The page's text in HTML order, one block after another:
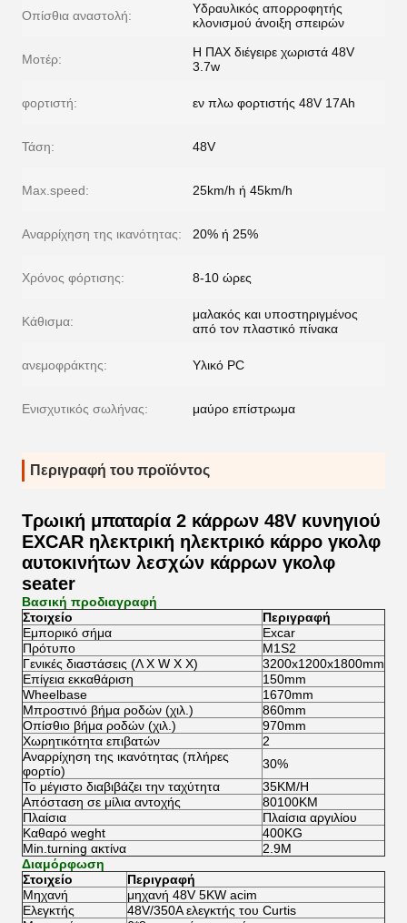
Οπίσθια αναστολή:
Υδραυλικός απορροφητής
κλονισμού άνοιξη σπειρών
Μοτέρ:
Η ΠΑΧ διέγειρε χωριστά 48V
3.7w
φορτιστή: εν πλω φορτιστής 48V 17Ah
Τάση: 48V
Max.speed: 25km/h ή 45km/h
Αναρρίχηση της ικανότητας: 20% ή 25%
Χρόνος φόρτισης: 8-10 ώρες
Κάθισμα:
μαλακός και υποστηριγμένος
από τον πλαστικό πίνακα
ανεμοφράκτης: Υλικό PC
Ενισχυτικός σωλήνας: μαύρο επίστρωμα
Περιγραφή του προϊόντος
Τρωική μπαταρία 2 κάρρων 48V κυνηγιού
EXCAR ηλεκτρική ηλεκτρικό κάρρο γκολφ
αυτοκινήτων λεσχών κάρρων γκολφ
seater
Βασική προδιαγραφή
Στοιχείο
Περιγραφή
Εμπορικό σήμα
Excar
Πρότυπο
M1S2
Γενικές διαστάσεις (Λ Χ W Χ Χ)
3200x1200x1800mm
Επίγεια εκκαθάριση
150mm
Wheelbase
1670mm
Μπροστινό βήμα ροδών (χιλ.)
860mm
Οπίσθιο βήμα ροδών (χιλ.)
970mm
Χωρητικότητα επιβατών
2
Αναρρίχηση της ικανότητας (πλήρες
φορτίο)
30%
Το μέγιστο διαβιβάζει την ταχύτητα
35KM/H
Απόσταση σε μίλια αντοχής
80100KM
Πλαίσια
Πλαίσια αργιλίου
Καθαρό weght
400KG
Min.turning ακτίνα
2.9M
Διαμόρφωση
Στοιχείο
Περιγραφή
Μηχανή
μηχανή 48V 5KW acim
Ελεγκτής
48V/350A ελεγκτής του Curtis